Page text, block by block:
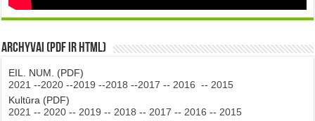
Archyvai (PDF ir HTML)
EIL. NUM. (PDF)
2021 --2020 --2019 --2018 --2017 -- 2016 -- 2015
Kultūra (PDF)
2021 -- 2020 -- 2019 -- 2018 -- 2017 -- 2016 -- 2015